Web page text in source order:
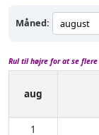
Måned:
Rul til højre for at se flere
aug
1